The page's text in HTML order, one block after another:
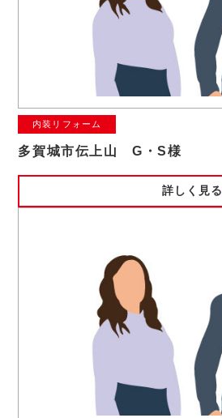
内装リフォーム
多賀城市伝上山 G・S様
詳しく見る